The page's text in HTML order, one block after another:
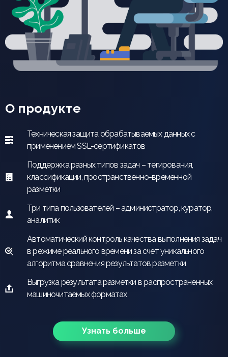
О продукте
Техническая защита обрабатываемых данных с
применением SSL-сертификатов
Поддержка разных типов задач – тегирования,
классификации, пространственно-временной
разметки
Три типа пользователей – администратор, куратор,
аналитик
Автоматический контроль качества выполнения задач
в режиме реального времени за счет уникального
алгоритма сравнения результатов разметки
Выгрузка результата разметки в распространенных
машиночитаемых форматах
Узнать больше